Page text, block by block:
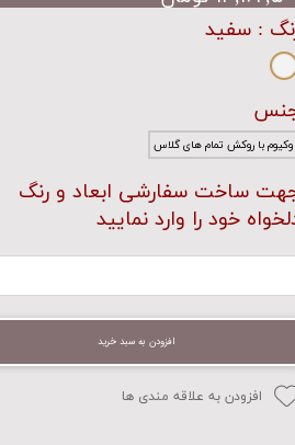
: سفید
وکیوم با روکش تمام های گلاس
ساخت سفارشی ابعاد و رنگ
خود را وارد نمایید
افزودن به سبد خرید
افزودن به علاقه مندی ها